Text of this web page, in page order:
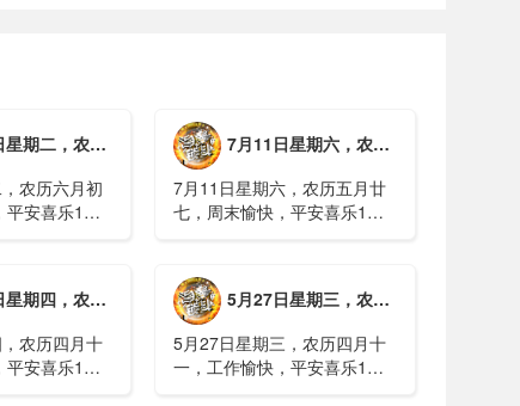
月初一，工作愉快，平安喜乐
农历六月初
平安喜乐1、
万秀区：累
例228例，已
7月11日星期六，农历五月廿七，周末愉快，平安喜乐
7月11日星期六，农历五月廿
七，周末愉快，平安喜乐1、
8000多人被困，总台记者徒步
近6小时抵达乡政府3、上海发
布海......
月十二，工作愉快，平安喜乐
农历四月十
平安喜乐1、
5月27日星期三，农历四月十一，工作愉快，平安喜乐
5月27日星期三，农历四月十
一，工作愉快，平安喜乐1、